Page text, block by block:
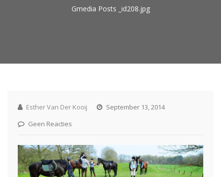
Gmedia Posts _id208.jpg
Esther Van Der Kooij
September 13, 2014
Geen Reacties